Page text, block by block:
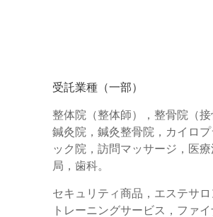
受託業種（一部）
整体院（整体師），整骨院（接
鍼灸院，鍼灸整骨院，カイロプ
ック院，訪問マッサージ，医
局，歯科。
セキュリティ商品，エステサ
トレーニングサービス，ファ